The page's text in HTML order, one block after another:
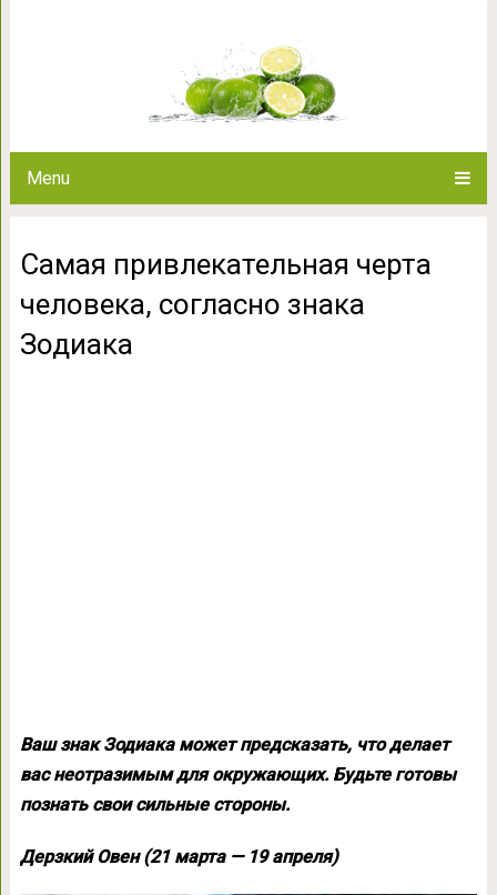
Menu
Самая привлекательная черта
человека, согласно знака
Зодиака
Ваш знак Зодиака может предсказать, что делает
вас неотразимым для окружающих. Будьте готовы
познать свои сильные стороны.
Дерзкий Овен (21 марта — 19 апреля)